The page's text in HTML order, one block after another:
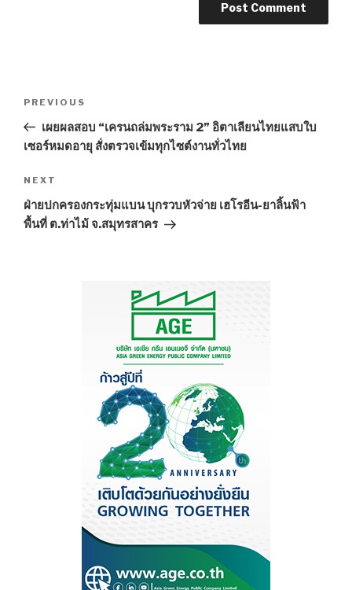
Previous
Post
PREVIOUS
เผยผลสอบ “เครนถล่มพระราม 2” อิตาเลียนไทยแสบใบ
เซอร์หมดอายุ สั่งตรวจเข้มทุกไซต์งานทั่วไทย
Next
Post
NEXT
ฝ่ายปกครองกระทุ่มแบน บุกรวบหัวจ่าย เฮโรอีน-ยาลิ้นฟ้า
พื้นที่ ต.ท่าไม้ จ.สมุทรสาคร